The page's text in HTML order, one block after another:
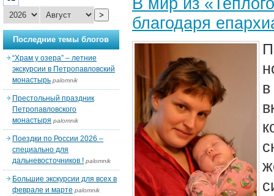
благодаря
>
Последние темы блогов
“Храм у озера” – летние
экскурсии в Петропавловский
монастырь palomnik
Престольный праздник
Петропавловского
монастыря palomnik
Поездки по России 2026 –
специально для
дальневосточников ! palomnik
Большие экскурсии для всех в
феврале и марте palomnik